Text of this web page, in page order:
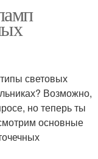
световых
Возможно,
но теперь ты
основные